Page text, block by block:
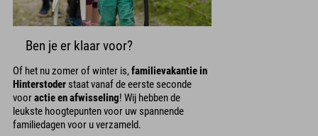
Ben je er klaar voor?
Of het nu zomer of winter is,familievakantie in
Hinterstoder staat vanaf de eerste seconde
vooractie en afwisseling! Wij hebben de
leukste hoogtepunten voor uw spannende
familiedagen voor u verzameld.